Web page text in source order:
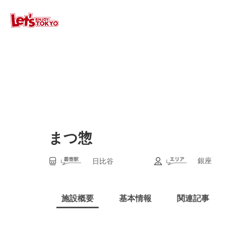
まつ惣
日比谷 銀座
施設概要 基本情報 関連記事